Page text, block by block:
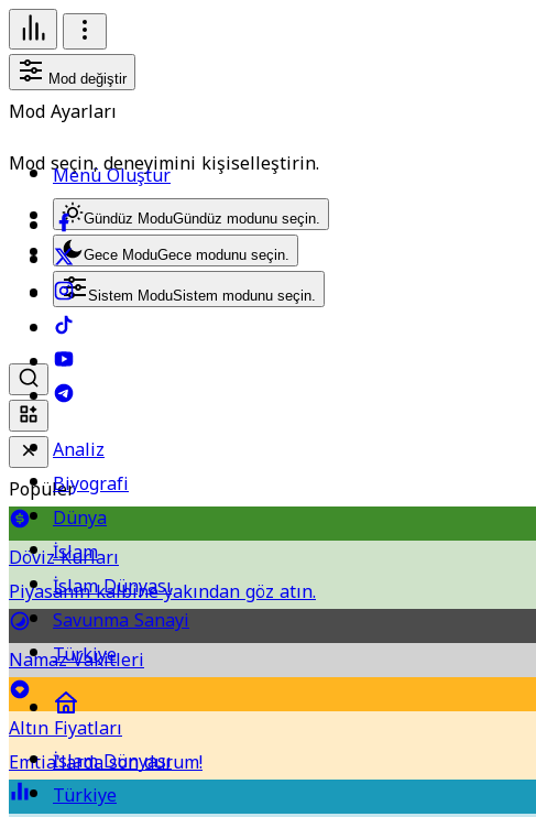
Mod değiştir
Mod Ayarları
Mod seçin, deneyimini kişiselleştirin.
Gündüz ModuGündüz modunu seçin.
Gece ModuGece modunu seçin.
Sistem ModuSistem modunu seçin.
Popüler
Döviz Kurları
Piyasanın kalbine yakından göz atın.
Namaz Vakitleri
Altın Fiyatları
Emtia'larda son durum!
Menü Oluştur
Analiz
Biyografi
Dünya
İslam
İslam Dünyası
Savunma Sanayi
Türkiye
İslam Dünyası
Türkiye